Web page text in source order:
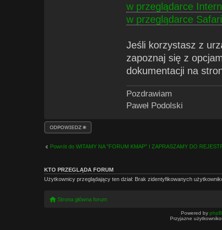
w przeglądarce
w przeglądarce
Jeśli korzystasz z
zapoznaj się z
dokumentacji na
Pozdrawiam
Paweł Podolski
Odpowiedz
Powrót do WITAMY NA "FORUM KMAP" I ZAPRASZAMY DO
KTO PRZEGLĄDA FORUM
Użytkownicy przeglądający ten dział: Brak zidentyfikowanych
Strona główna forum
Powered by
Przyjazne